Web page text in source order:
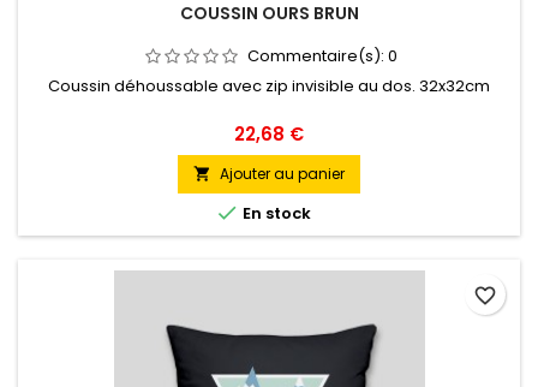
COUSSIN OURS BRUN
Commentaire(s): 0
Coussin déhoussable avec zip invisible au dos. 32x32cm
Prix
22,68 €
 Ajouter au panier
 En stock
favorite_border